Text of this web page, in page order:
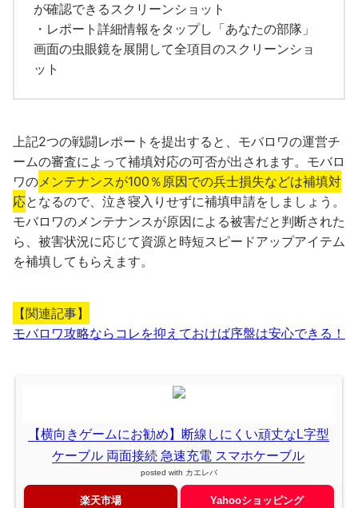
が確認できるスクリーンショット
・レポート詳細情報をタップし「あなたの部隊」
画面の虫眼鏡を展開して全項目のスクリーンショ
ット
上記2つの戦闘レポートを提出すると、モバロワの運営チ
ームの審査によって補填対応の可否が出されます。モバロ
ワのメンテナンスが100％原因での兵士損失などは補填対
応となるので、泣き寝入りせずに補填申請をしましょう。
モバロワのメンテナンスが原因による被害だと判断された
ら、被害状況に応じて資源と時短スピードアップアイテム
を補填してもらえます。
【関連記事】
モバロワ攻略ならコレを抑えておけば序盤は安心できる！
【横向きゲームにお勧め】断線しにくい頑丈なL字型
ケーブル 両面接続 急速充電 スマホケーブル
posted with カエレバ
楽天市場 Yahooショッピング